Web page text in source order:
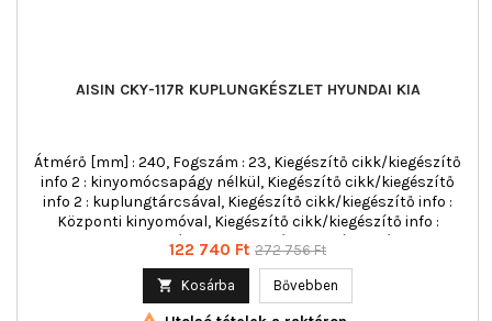
AISIN CKY-117R KUPLUNGKÉSZLET HYUNDAI KIA
Átmérő [mm] : 240, Fogszám : 23, Kiegészítő cikk/kiegészítő
info 2 : kinyomócsapágy nélkül, Kiegészítő cikk/kiegészítő
info 2 : kuplungtárcsával, Kiegészítő cikk/kiegészítő info :
Központi kinyomóval, Kiegészítő cikk/kiegészítő info :
kuplung nyomólappal, többrészes : háromrészes
Ár
122 740 Ft Normál
272 756 Ft
 Kosárba Bővebben